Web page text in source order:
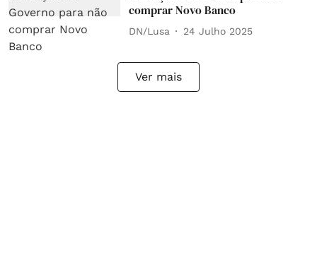
comprar Novo Banco
DN/Lusa 24 Julho 2025
Ver mais